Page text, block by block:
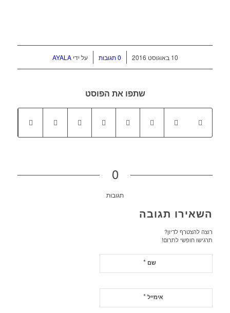
10 באוגוסט 2016 / 0 תגובות על ידיAYALA
שתפו את הפוסט
0
תגובות
השאירו תגובה
רוצה להצטרף לדיון?
תרגישו חופשי לתרום!
שם*
אימייל*